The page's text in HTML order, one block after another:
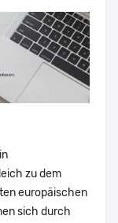
zu dem
europäischen
sich durch